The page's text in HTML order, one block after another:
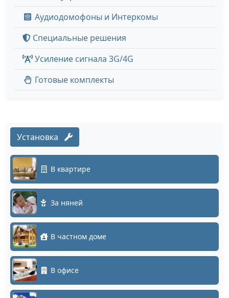
Аудиодомофоны и Интеркомы
Специальные решения
Усиление сигнала 3G/4G
Готовые комплекты
Установка
В квартире
За няней
В частном доме
В офисе